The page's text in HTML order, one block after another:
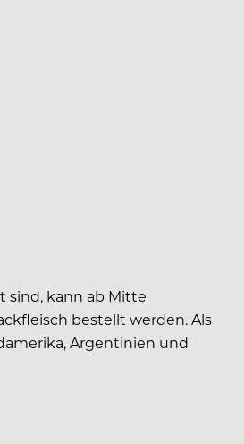
sind, kann ab Mitte
bestellt werden. Als
Argentinien und